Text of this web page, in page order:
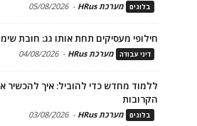
בלוגים מערכת HRus -
05/08/2026
חילופי מעסיקים תחת אותו גג: חובת
דיני עבודה מערכת HRus -
04/08/2026
ללמוד מחדש כדי להוביל: איך
הקרובות
בלוגים מערכת HRus -
03/08/2026